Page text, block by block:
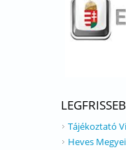
Tájékoztató
Heves